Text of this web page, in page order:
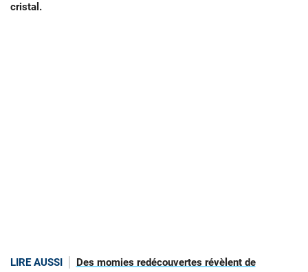
cristal.
LIRE AUSSI
Des momies redécouvertes révèlent de